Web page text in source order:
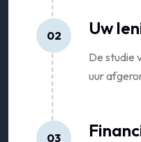
02 Uw
De studie
uur
03